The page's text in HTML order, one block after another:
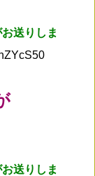
送りしま
送りしま